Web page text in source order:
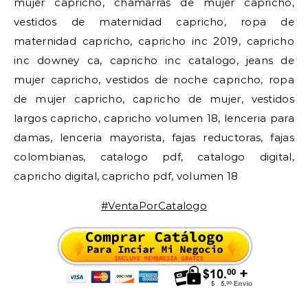
vestidos de maternidad capricho, ropa de
maternidad capricho, capricho inc 2019, capricho
inc downey ca, capricho inc catalogo, jeans de
mujer capricho, vestidos de noche capricho, ropa
de mujer capricho, capricho de mujer, vestidos
largos capricho, capricho volumen 18, lenceria para
damas, lenceria mayorista, fajas reductoras, fajas
colombianas, catalogo pdf, catalogo digital,
capricho digital, capricho pdf, volumen 18
#VentaPorCatalogo